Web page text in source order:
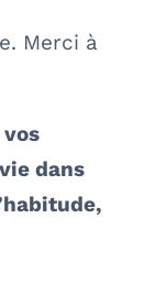
Merci à
dans